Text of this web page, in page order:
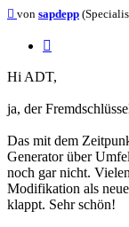
Beitrag
von sapdepp
Hi ADT,
ja, der
Das mit dem
Generator über
noch gar nicht.
Modifikation als
klappt. Sehr schön!